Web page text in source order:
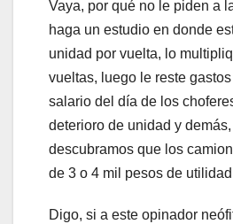
Vaya, por qué no le piden a
haga un estudio en donde
unidad por vuelta, lo
vueltas, luego le reste
salario del día de los
deterioro de unidad y
descubramos que los
de 3 o 4 mil pesos de
Digo, si a este opinador